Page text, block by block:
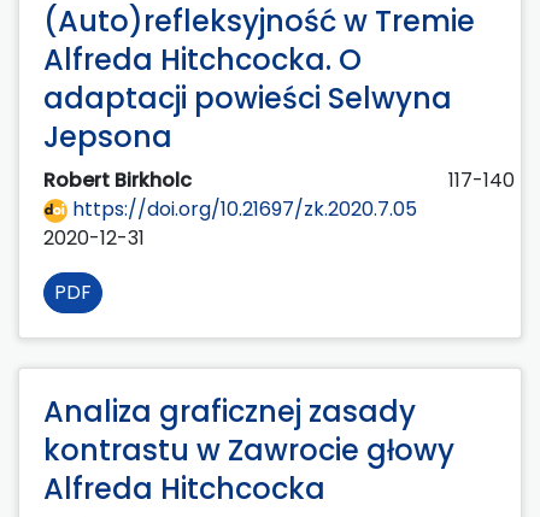
(Auto)refleksyjność w Tremie
Alfreda Hitchcocka. O
adaptacji powieści Selwyna
Jepsona
Robert Birkholc
117-140
https://doi.org/10.21697/zk.2020.7.05
2020-12-31
PDF
Analiza graficznej zasady
kontrastu w Zawrocie głowy
Alfreda Hitchcocka